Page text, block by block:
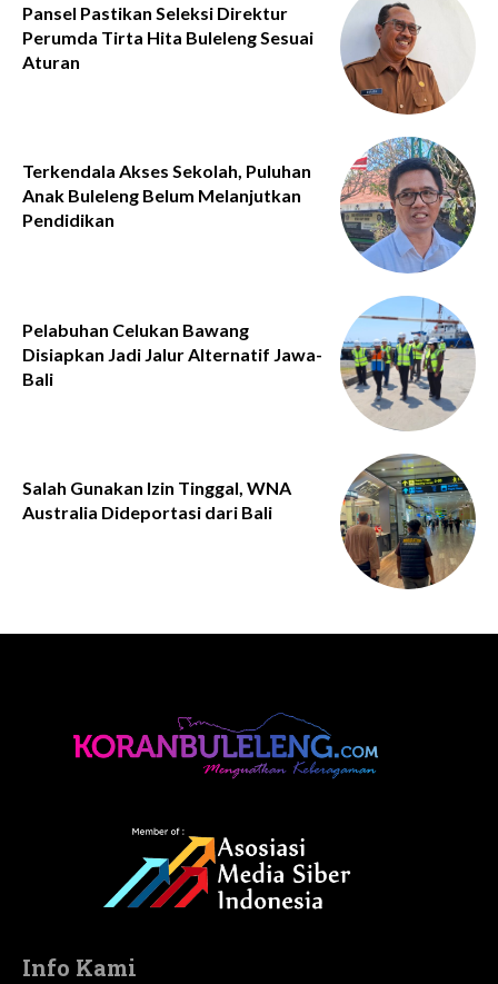
Pansel Pastikan Seleksi Direktur
Perumda Tirta Hita Buleleng Sesuai
Aturan
Terkendala Akses Sekolah, Puluhan
Anak Buleleng Belum Melanjutkan
Pendidikan
Pelabuhan Celukan Bawang
Disiapkan Jadi Jalur Alternatif Jawa-
Bali
Salah Gunakan Izin Tinggal, WNA
Australia Dideportasi dari Bali
Info Kami